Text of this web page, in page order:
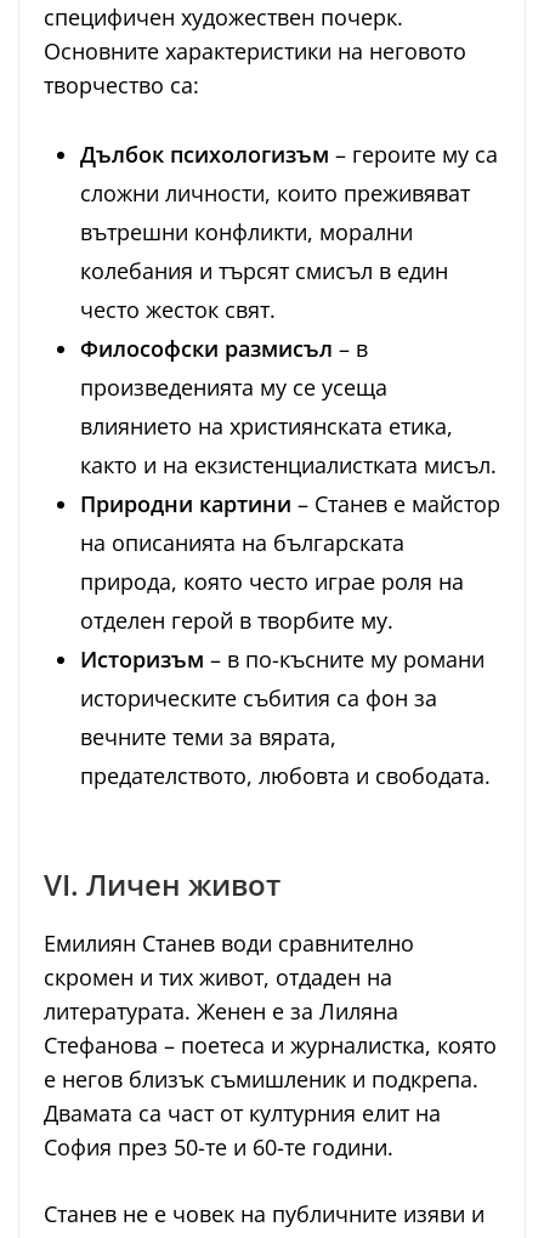
специфичен художествен почерк.
Основните характеристики на неговото
творчество са:
Дълбок психологизъм – героите му са
сложни личности, които преживяват
вътрешни конфликти, морални
колебания и търсят смисъл в един
често жесток свят.
Философски размисъл – в
произведенията му се усеща
влиянието на християнската етика,
както и на екзистенциалистката мисъл.
Природни картини – Станев е майстор
на описанията на българската
природа, която често играе роля на
отделен герой в творбите му.
Историзъм – в по-късните му романи
историческите събития са фон за
вечните теми за вярата,
предателството, любовта и свободата.
VI. Личен живот
Емилиян Станев води сравнително
скромен и тих живот, отдаден на
литературата. Женен е за Лиляна
Стефанова – поетеса и журналистка, която
е негов близък съмишленик и подкрепа.
Двамата са част от културния елит на
София през 50-те и 60-те години.
Станев не е човек на публичните изяви и